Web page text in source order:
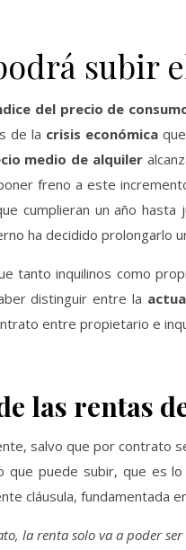
subir
del precio de
de la crisis económica
medio de alquiler
freno a este
cumplieran un año
ha decidido prolongarlo
tanto inquilinos como
distinguir entre la
entre propietario e
las rentas
salvo que por contrato
que puede subir, que es
cláusula, fundamentada
la renta solo va a poder